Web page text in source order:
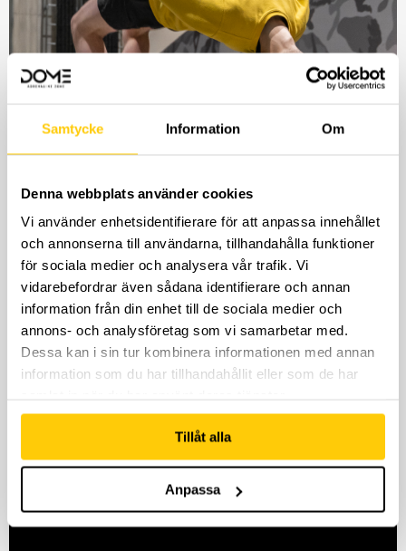
Samtycke Information Om
Denna webbplats använder cookies
Vi använder enhetsidentifierare för att anpassa innehållet
och annonserna till användarna, tillhandahålla funktioner
för sociala medier och analysera vår trafik. Vi
vidarebefordrar även sådana identifierare och annan
information från din enhet till de sociala medier och
annons- och analysföretag som vi samarbetar med.
Dessa kan i sin tur kombinera informationen med annan
information som du har tillhandahållit eller som de har
Tillåt alla
Anpassa